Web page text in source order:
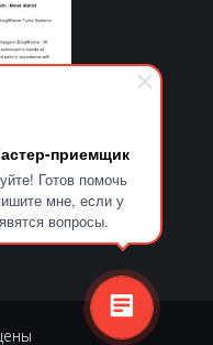
приемщик
Готов помочь
мне, если у
вопросы.